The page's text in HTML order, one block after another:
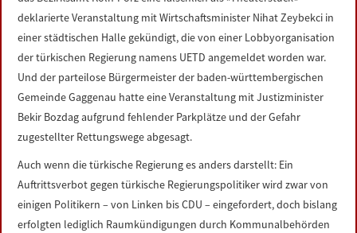
deklarierte Veranstaltung mit Wirtschaftsminister Nihat Zeybekci in
einer städtischen Halle gekündigt, die von einer Lobbyorganisation
der türkischen Regierung namens UETD angemeldet worden war.
Und der parteilose Bürgermeister der baden-württembergischen
Gemeinde Gaggenau hatte eine Veranstaltung mit Justizminister
Bekir Bozdag aufgrund fehlender Parkplätze und der Gefahr
zugestellter Rettungswege abgesagt.
Auch wenn die türkische Regierung es anders darstellt: Ein
Auftrittsverbot gegen türkische Regierungspolitiker wird zwar von
einigen Politikern – von Linken bis CDU – eingefordert, doch bislang
erfolgten lediglich Raumkündigungen durch Kommunalbehörden